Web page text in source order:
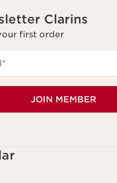
Clarins
first order
*
JOIN MEMBER